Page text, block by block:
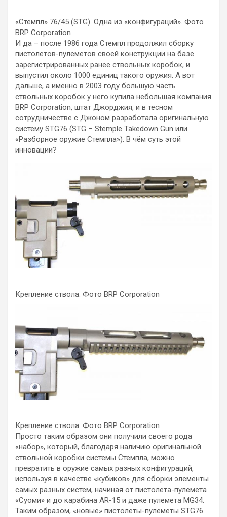
«Стемпл» 76/45 (STG). Одна из «конфигураций». Фото
BRP Corporation
И да – после 1986 года Стемпл продолжил сборку
пистолетов-пулеметов своей конструкции на базе
зарегистрированных ранее ствольных коробок, и
выпустил около 1000 единиц такого оружия. А вот
дальше, а именно в 2003 году большую часть
ствольных коробок у него купила небольшая компания
BRP Corporation, штат Джорджия, и в тесном
сотрудничестве с Джоном разработала оригинальную
систему STG76 (STG – Stemple Takedown Gun или
«Разборное оружие Стемпла»). В чём суть этой
инновации?
Крепление ствола. Фото BRP Corporation
Крепление ствола. Фото BRP Corporation
Просто таким образом они получили своего рода
«набор», который, благодаря наличию оригинальной
ствольной коробки системы Стемпла, можно
превратить в оружие самых разных конфигураций,
используя в качестве «кубиков» для сборки элементы
самых разных систем, начиная от пистолета-пулемета
«Суоми» и до карабина AR-15 и даже пулемета MG34.
Таким образом, «новые» пистолеты-пулеметы STG76